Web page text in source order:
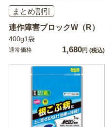
まとめ割引
連作障害ブロックW（R）
400g1袋
通常価格 1,680円 (税込)